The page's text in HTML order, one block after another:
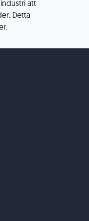
att
Detta